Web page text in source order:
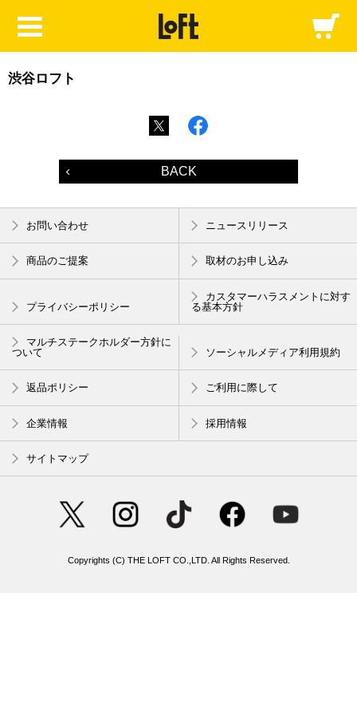
渋谷ロフト
BACK
お問い合わせ ニュースリリース
商品のご提案 取材のお申し込み
プライバシーポリシー
カスタマーハラスメントに対す
る基本方針
マルチステークホルダー方針に
ついて
ソーシャルメディア利用規約
返品ポリシー ご利用に際して
企業情報 採用情報
サイトマップ
Copyrights (C) THE LOFT CO.,LTD. All Rights Reserved.